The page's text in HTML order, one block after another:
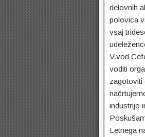
delovnih
polovica
vsaj
V.vod
voditi
zagotoviti
industrijo
Letnega